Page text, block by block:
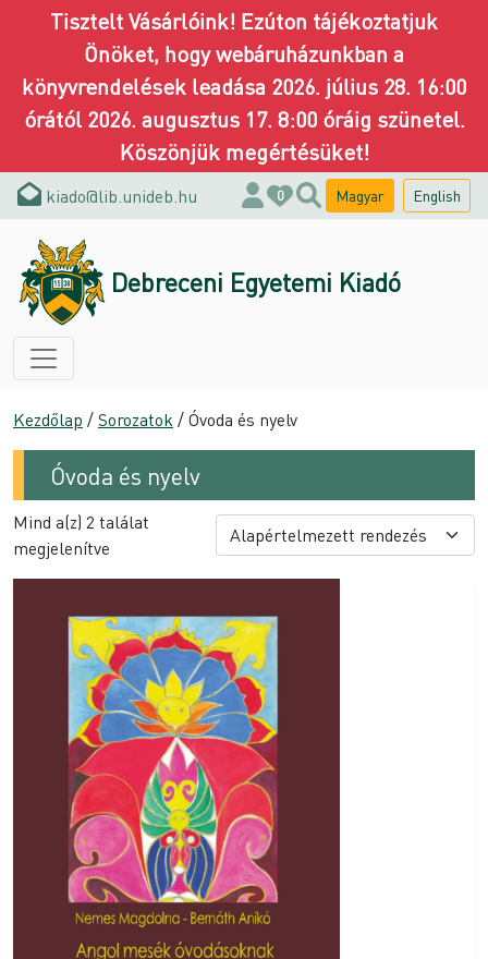
Tisztelt Vásárlóink! Ezúton tájékoztatjuk
Önöket, hogy webáruházunkban a
könyvrendelések leadása 2026. július 28. 16:00
órától 2026. augusztus 17. 8:00 óráig szünetel.
Köszönjük megértésüket!
kiado@lib.unideb.hu 0 Magyar English
Debreceni Egyetemi Kiadó
Kezdőlap /Sorozatok / Óvoda és nyelv
Óvoda és nyelv
Mind a(z) 2 találat
megjelenítve